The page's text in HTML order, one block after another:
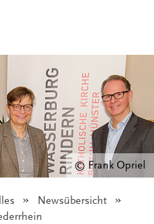
© Frank Opriel
Newsübersicht